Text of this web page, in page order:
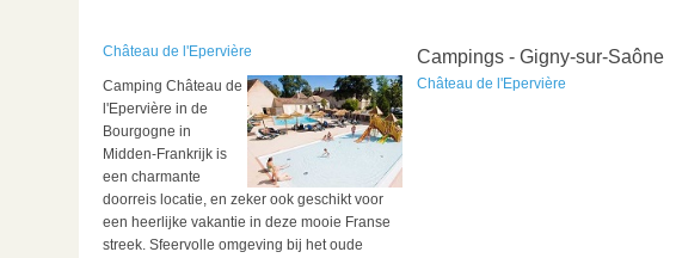
Château de l'Epervière
Camping Château de
l'Epervière in de
Bourgogne in
Midden-Frankrijk is
een charmante
doorreis locatie, en zeker ook geschikt voor
een heerlijke vakantie in deze mooie Franse
streek. Sfeervolle omgeving bij het oude
Campings - Gigny-sur-Saône
Château de l'Epervière